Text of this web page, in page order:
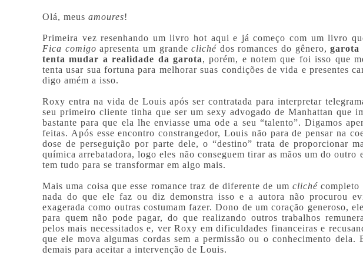
Olá, meus amoures!
Primeira vez resenhando um livro hot aqui e já começo com um livro
Fica comigo apresenta um grandecliché dos romances do gênero,garota
tenta mudar a realidade da garota, porém, e notem que foi isso que
tenta usar sua fortuna para melhorar suas condições de vida e presentes
digo amém a isso.
Roxy entra na vida de Louis após ser contratada para interpretar
seu primeiro cliente tinha que ser um sexy advogado de Manhattan que
bastante para que ela lhe enviasse uma ode a seu “talento”. Digamos
feitas. Após esse encontro constrangedor, Louis não para de pensar na
dose de perseguição por parte dele, o “destino” trata de proporcionar
química arrebatadora, logo eles não conseguem tirar as mãos um do outro
tem tudo para se transformar em algo mais.
Mais uma coisa que esse romance traz de diferente de umcliché completo
nada do que ele faz ou diz demonstra isso e a autora não procurou
exagerada como outras costumam fazer. Dono de um coração generoso,
para quem não pode pagar, do que realizando outros trabalhos
pelos mais necessitados e, ver Roxy em dificuldades financeiras e
que ele mova algumas cordas sem a permissão ou o conhecimento
demais para aceitar a intervenção de Louis.